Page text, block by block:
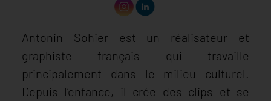
Antonin Sohier est un réalisateur et
graphiste français qui travaille
principalement dans le milieu culturel.
Depuis l’enfance, il crée des clips et se